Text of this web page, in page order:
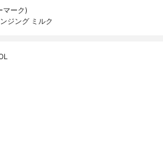
マーク)
ジング ミルク